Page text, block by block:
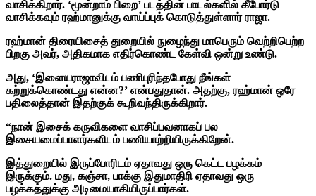
வாசிக்கிறார். ‘மூன்றாம் பிறை’ படத்தின் பாடல்களில் கீபோர்டு
வாசிக்கவும் ரஹ்மானுக்கு வாய்ப்புக் கொடுத்துள்ளார் ராஜா.
ரஹ்மான் திரையிசைத் துறையில் நுழைந்து மாபெரும் வெற்றிபெற்ற
பிறகு அவர், அதிகமாக எதிர்கொண்ட கேள்வி ஒன்று உண்டு.
அது, ‘இளையராஜாவிடம் பணிபுரிந்தபோது நீங்கள்
கற்றுக்கொண்டது என்ன?’ என்பதுதான். அதற்கு, ரஹ்மான் ஒரே
பதிலைத்தான் இதற்குக் கூறிவந்திருக்கிறார்.
“நான் இசைக் கருவிகளை வாசிப்பவனாகப் பல
இசையமைப்பாளர்களிடம் பணியாற்றியிருக்கிறேன்.
இத்துறையில் இருப்போரிடம் ஏதாவது ஒரு கெட்ட பழக்கம்
இருக்கும். மது, கஞ்சா, பாக்கு இதுமாதிரி ஏதாவது ஒரு
பழக்கத்துக்கு அடிமையாகியிருப்பார்கள்.